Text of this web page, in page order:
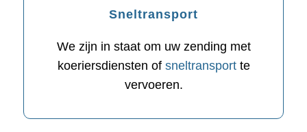
Sneltransport
We zijn in staat om uw zending met
koeriersdiensten of sneltransportte
vervoeren.